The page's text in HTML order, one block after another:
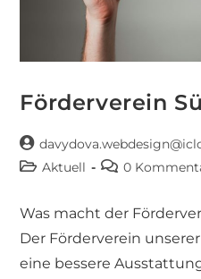
Förderverein
Aktuell
0
Was macht der
Der Förderverein
eine bessere